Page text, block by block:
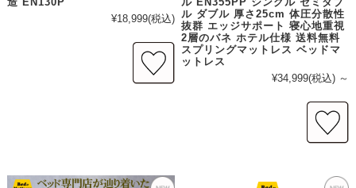
造 EN130P
¥18,999(税込)
ル EN355PP シングル セミダブ
ル ダブル 厚さ25cm 体圧分散性
抜群 エッジサポート 寝心地重視
2層のバネ ホテル仕様 送料無料
スプリングマットレス ベッドマ
ットレス
¥34,999(税込) ～